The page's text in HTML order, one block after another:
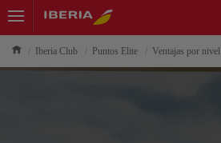
Iberia Club Puntos Elite Ventajas por nivel